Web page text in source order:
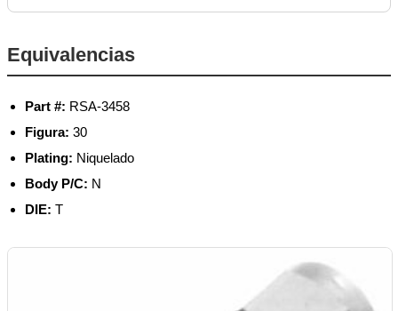
Equivalencias
Part #: RSA-3458
Figura: 30
Plating: Niquelado
Body P/C: N
DIE: T